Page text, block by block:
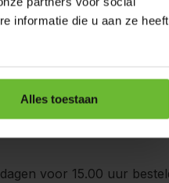
informatie die u aan ze heeft
Alles toestaan
van de Kruidenbaron worden
men ook producten met
gluten, sesam, soja en
is het mogelijk dat
voor 15.00 uur